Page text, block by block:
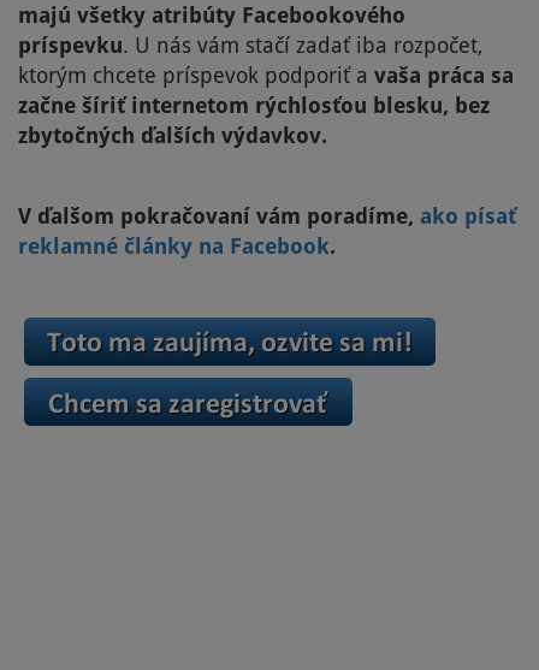
majú všetky atribúty Facebookového
príspevku. U nás vám stačí zadať iba rozpočet,
ktorým chcete príspevok podporiť a vaša práca sa
začne šíriť internetom rýchlosťou blesku, bez
zbytočných ďalších výdavkov.
V ďalšom pokračovaní vám poradíme, ako písať
reklamné články na Facebook.